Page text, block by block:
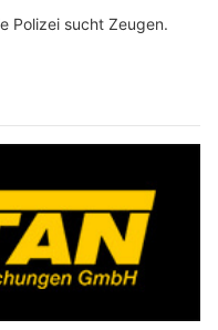
Polizei sucht Zeugen.